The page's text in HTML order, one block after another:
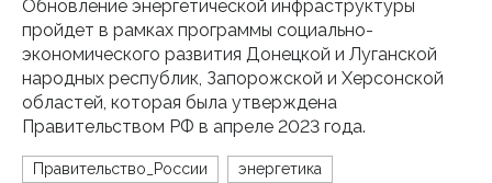
Обновление энергетической инфраструктуры
пройдет в рамках программы социально-
экономического развития Донецкой и Луганской
народных республик, Запорожской и Херсонской
областей, которая была утверждена
Правительством РФ в апреле 2023 года.
Правительство_России энергетика